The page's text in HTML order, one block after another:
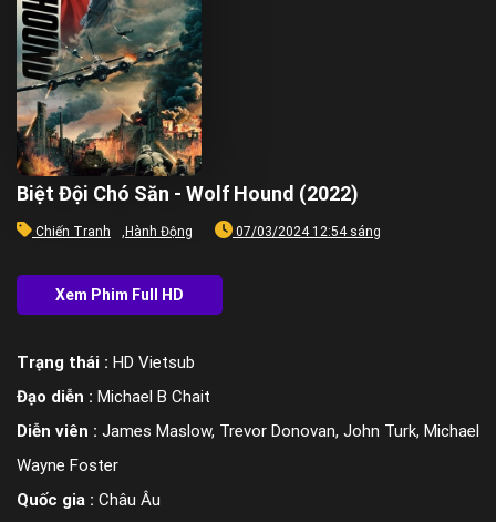
Biệt Đội Chó Săn - Wolf Hound (2022)
Chiến Tranh , Hành Động 07/03/2024 12:54 sáng
Trạng thái : HD Vietsub
Đạo diễn : Michael B Chait
Diễn viên : James Maslow, Trevor Donovan, John Turk, Michael
Wayne Foster
Quốc gia : Châu Âu